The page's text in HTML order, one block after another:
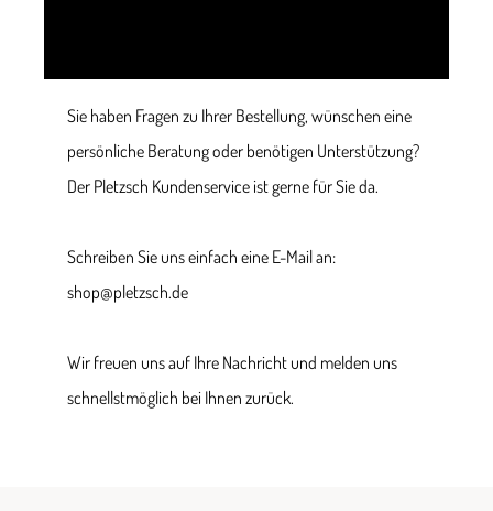
Sie haben Fragen zu Ihrer Bestellung, wünschen eine
persönliche Beratung oder benötigen Unterstützung?
Der Pletzsch Kundenservice ist gerne für Sie da.
Schreiben Sie uns einfach eine E-Mail an:
shop@pletzsch.de
Wir freuen uns auf Ihre Nachricht und melden uns
schnellstmöglich bei Ihnen zurück.